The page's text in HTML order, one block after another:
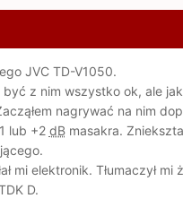
JVC TD-V1050.
z nim wszystko ok, ale
nagrywać na nim
lub +2 dBmasakra.
mi elektronik. Tłumaczył mi
D.